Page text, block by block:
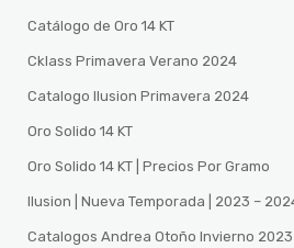
Catálogo de Oro 14 KT
Cklass Primavera Verano 2024
Catalogo Ilusion Primavera 2024
Oro Solido 14 KT
Oro Solido 14 KT | Precios Por Gramo
Ilusion | Nueva Temporada | 2023 –
Catalogos Andrea Otoño Invierno